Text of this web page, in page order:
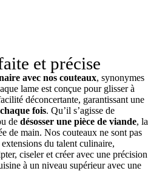
et précise
avec nos couteaux, synonymes
lame est conçue pour glisser à
déconcertante, garantissant une
fois. Qu’il s’agisse de
de désosser une pièce de viande, la
de main. Nos couteaux ne sont pas
du talent culinaire,
ciseler et créer avec une précision
à un niveau supérieur avec une